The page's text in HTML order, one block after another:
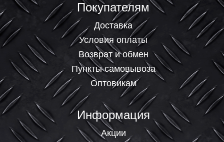
Покупателям
Доставка
Условия оплаты
Возврат и обмен
Пункты самовывоза
Оптовикам
Информация
Акции